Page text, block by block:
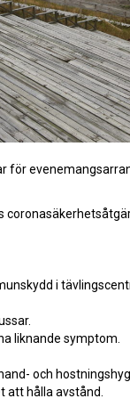
för
i
liknande symptom.
och
att hålla avstånd.